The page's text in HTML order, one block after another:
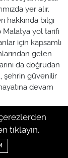
yer alır.
hakkında bilgi
Malatya yol tarifi
için kapsamlı
gelen
da doğrudan
şehrin güvenilir
devam
Durumu
tıklayın.